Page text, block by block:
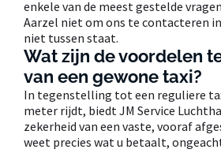
enkele van de meest gestelde
Aarzel niet om ons te contacteren
niet tussen staat.
Wat zijn de voordelen
van een gewone taxi?
In tegenstelling tot een reguliere
meter rijdt, biedt JM Service
zekerheid van een vaste, vooraf
weet precies wat u betaalt,